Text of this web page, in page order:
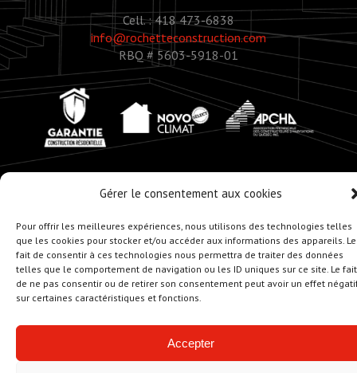
Gérer le consentement aux cookies
Pour offrir les meilleures expériences, nous utilisons des technologies telles
que les cookies pour stocker et/ou accéder aux informations des appareils. Le
fait de consentir à ces technologies nous permettra de traiter des données
telles que le comportement de navigation ou les ID uniques sur ce site. Le fait
de ne pas consentir ou de retirer son consentement peut avoir un effet
sur certaines caractéristiques et fonctions.
Accepter
Cell. : 418 473-6838
info@rochetteconstruction.com
RBQ # 5603-5918-01
© Copyright 2020 - Rochette Construction
Réalisation : Zonart - Créateur d’univers